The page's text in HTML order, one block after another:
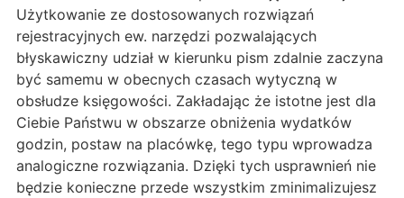
Użytkowanie ze dostosowanych rozwiązań
rejestracyjnych ew. narzędzi pozwalających
błyskawiczny udział w kierunku pism zdalnie zaczyna
być samemu w obecnych czasach wytyczną w
obsłudze księgowości. Zakładając że istotne jest dla
Ciebie Państwu w obszarze obniżenia wydatków
godzin, postaw na placówkę, tego typu wprowadza
analogiczne rozwiązania. Dzięki tych usprawnień nie
będzie konieczne przede wszystkim zminimalizujesz